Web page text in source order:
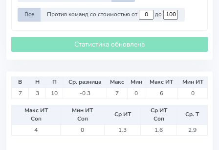
Все Против команд со стоимостью от до
Статистика обновлена
В Н П Ср. разница Макс Мин Макс ИТ
Мин ИТ
7
3 10 -0.3 7 0 6 0
Макс ИТ
Соп
Мин ИТ
Соп
Ср ИТ
Ср ИТ
Соп
Ср. Т
4
0 1.3 1.6 2.9